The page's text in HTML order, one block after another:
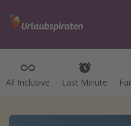
All Inclusive Last Minute
Kategorien